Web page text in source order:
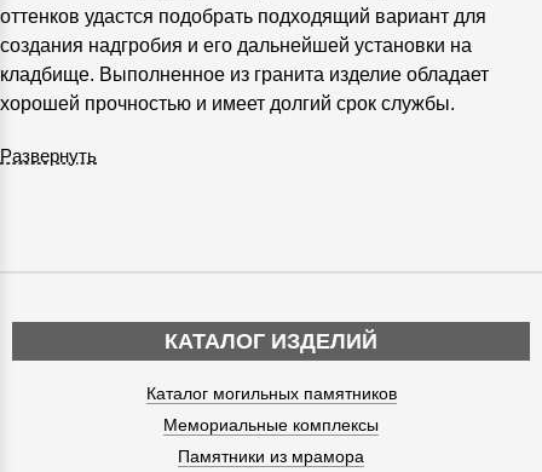
оттенков удастся подобрать подходящий вариант для
создания надгробия и его дальнейшей установки на
кладбище. Выполненное из гранита изделие обладает
хорошей прочностью и имеет долгий срок службы.
Развернуть
КАТАЛОГ ИЗДЕЛИЙ
Каталог могильных памятников
Мемориальные комплексы
Памятники из мрамора